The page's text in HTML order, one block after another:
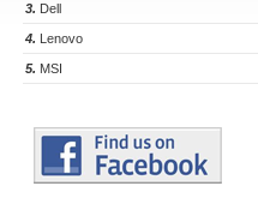
3. Dell
4. Lenovo
5. MSI